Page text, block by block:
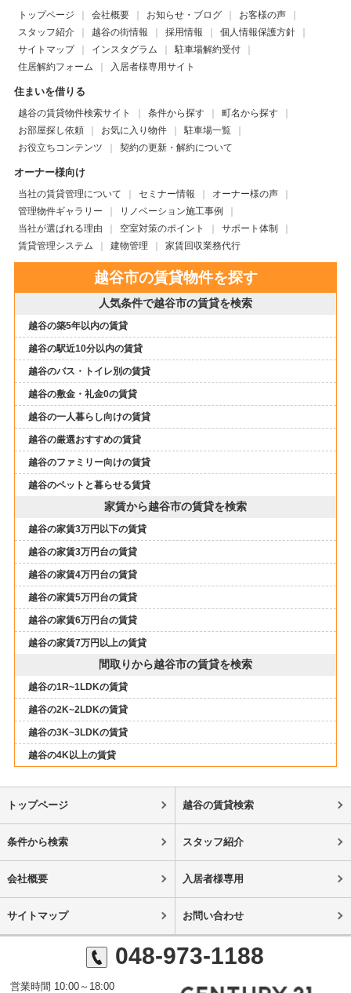
トップページ 会社概要 お知らせ・ブログ
お客様の声
スタッフ紹介
越谷の街情報 採用情報
個人情報保護方針
サイトマップ
インスタグラム
駐車場解約受付
住居解約フォーム
入居者様専用サイト
住まいを借りる
越谷の賃貸物件検索サイト 条件から探す
町名から探す
お部屋探し依頼
お気に入り物件
駐車場一覧
お役立ちコンテンツ
契約の更新・解約について
オーナー様向け
当社の賃貸管理について セミナー情報
オーナー様の声
管理物件ギャラリー
リノベーション施工事例
当社が選ばれる理由
空室対策のポイント
サポート体制
賃貸管理システム
建物管理 家賃回収業務代行
越谷市の賃貸物件を探す
人気条件で越谷市の賃貸を検索
越谷の築5年以内の賃貸
越谷の駅近10分以内の賃貸
越谷のバス・トイレ別の賃貸
越谷の敷金・礼金0の賃貸
越谷の一人暮らし向けの賃貸
越谷の厳選おすすめの賃貸
越谷のファミリー向けの賃貸
越谷のペットと暮らせる賃貸
家賃から越谷市の賃貸を検索
越谷の家賃3万円以下の賃貸
越谷の家賃3万円台の賃貸
越谷の家賃4万円台の賃貸
越谷の家賃5万円台の賃貸
越谷の家賃6万円台の賃貸
越谷の家賃7万円以上の賃貸
間取りから越谷市の賃貸を検索
越谷の1R~1LDKの賃貸
越谷の2K~2LDKの賃貸
越谷の3K~3LDKの賃貸
越谷の4K以上の賃貸
トップページ 越谷の賃貸検索
条件から検索 スタッフ紹介
会社概要 入居者様専用
サイトマップ お問い合わせ
048-973-1188
営業時間 10:00～18:00